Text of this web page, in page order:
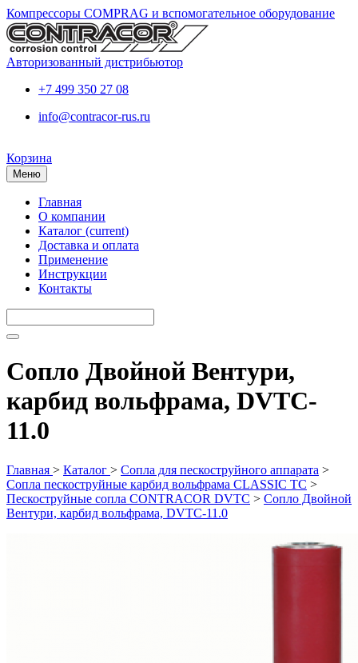
Компрессоры COMPRAG и вспомогательное оборудование
Авторизованный дистрибьютор
+7 499 350 27 08
info@contracor-rus.ru
Корзина
Меню
Главная
О компании
Каталог (current)
Доставка и оплата
Применение
Инструкции
Контакты
Сопло Двойной Вентури,
карбид вольфрама, DVTC-
11.0
Главная > Каталог > Сопла для пескоструйного аппарата >
Сопла пескоструйные карбид вольфрама CLASSIC TC >
Пескоструйные сопла CONTRACOR DVTC > Сопло Двойной
Вентури, карбид вольфрама, DVTC-11.0